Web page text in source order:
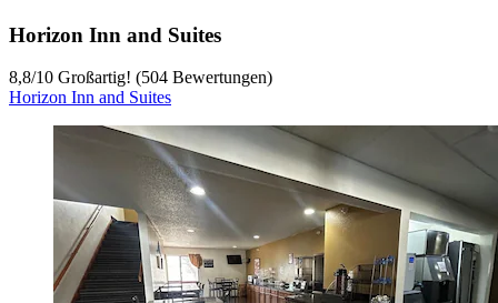
Horizon Inn and Suites
8,8/10 Großartig! (504 Bewertungen)
Horizon Inn and Suites